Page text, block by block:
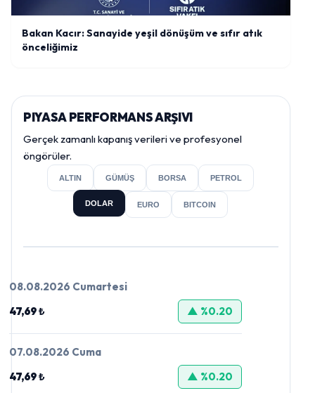
Bakan Kacır: Sanayide yeşil dönüşüm ve sıfır atık
önceliğimiz
PIYASA PERFORMANS ARŞIVI
Gerçek zamanlı kapanış verileri ve profesyonel
öngörüler.
ALTIN GÜMÜŞ BORSA PETROL
DOLAR EURO BITCOIN
08.08.2026 Cumartesi
47,69 ₺
▲ %0.20
07.08.2026 Cuma
47,69 ₺
▲ %0.20